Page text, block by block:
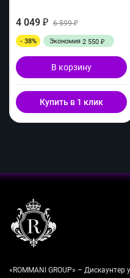
4 049 ₽ 6 599₽
- 38% Экономия 2 550 ₽
В корзину
Купить в 1 клик
«ROMMANI GROUP» –